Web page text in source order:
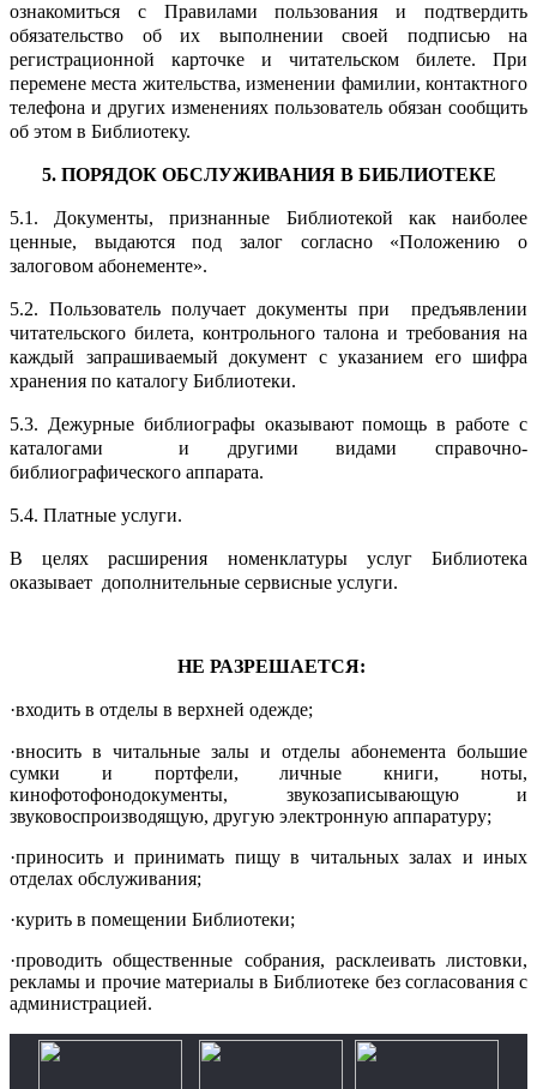
ознакомиться с Правилами пользования и подтвердить
обязательство об их выполнении своей подписью на
регистрационной карточке и читательском билете. При
перемене места жительства, изменении фамилии, контактного
телефона и других изменениях пользователь обязан сообщить
об этом в Библиотеку.
5. ПОРЯДОК ОБСЛУЖИВАНИЯ В БИБЛИОТЕКЕ
5.1. Документы, признанные Библиотекой как наиболее
ценные, выдаются под залог согласно «Положению о
залоговом абонементе».
5.2. Пользователь получает документы при предъявлении
читательского билета, контрольного талона и требования на
каждый запрашиваемый документ с указанием его шифра
хранения по каталогу Библиотеки.
5.3. Дежурные библиографы оказывают помощь в работе с
каталогами и другими видами справочно-
библиографического аппарата.
5.4. Платные услуги.
В целях расширения номенклатуры услуг Библиотека
оказывает дополнительные сервисные услуги.
НЕ РАЗРЕШАЕТСЯ:
·входить в отделы в верхней одежде;
·вносить в читальные залы и отделы абонемента большие
сумки и портфели, личные книги, ноты,
кинофотофонодокументы, звукозаписывающую и
звуковоспроизводящую, другую электронную аппаратуру;
·приносить и принимать пищу в читальных залах и иных
отделах обслуживания;
·курить в помещении Библиотеки;
·проводить общественные собрания, расклеивать листовки,
рекламы и прочие материалы в Библиотеке без согласования с
администрацией.